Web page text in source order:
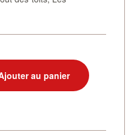
au panier